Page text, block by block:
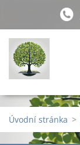
Úvodní stránka >